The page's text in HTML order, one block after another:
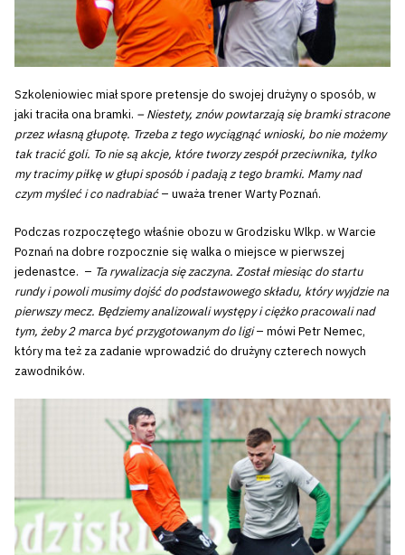
Szkoleniowiec miał spore pretensje do swojej drużyny o sposób, w
jaki traciła ona bramki. – Niestety, znów powtarzają się bramki stracone
przez własną głupotę. Trzeba z tego wyciągnąć wnioski, bo nie możemy
tak tracić goli. To nie są akcje, które tworzy zespół przeciwnika, tylko
my tracimy piłkę w głupi sposób i padają z tego bramki. Mamy nad
czym myśleć i co nadrabiać– uważa trener Warty Poznań.
Podczas rozpoczętego właśnie obozu w Grodzisku Wlkp. w Warcie
Poznań na dobre rozpocznie się walka o miejsce w pierwszej
jedenastce. – Ta rywalizacja się zaczyna. Został miesiąc do startu
rundy i powoli musimy dojść do podstawowego składu, który wyjdzie na
pierwszy mecz. Będziemy analizowali występy i ciężko pracowali nad
tym, żeby 2 marca być przygotowanym do ligi– mówi Petr Nemec,
który ma też za zadanie wprowadzić do drużyny czterech nowych
zawodników.